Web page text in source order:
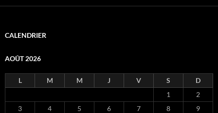
CALENDRIER
AOÛT 2026
L M M J V S
D
1
2
3
4 5 6 7 8
9